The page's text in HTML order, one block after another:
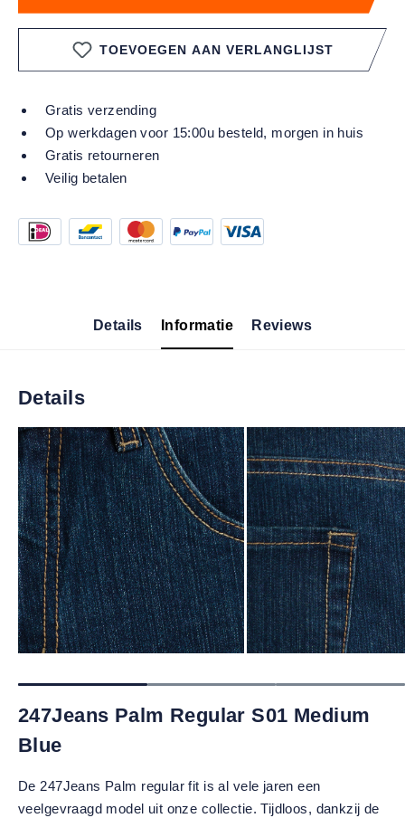
TOEVOEGEN AAN VERLANGLIJST
Gratis verzending
Op werkdagen voor 15:00u besteld, morgen in huis
Gratis retourneren
Veilig betalen
Details Informatie Reviews
Details
247Jeans Palm Regular S01 Medium
Blue
De 247Jeans Palm regular fit is al vele jaren een
veelgevraagd model uit onze collectie. Tijdloos, dankzij de